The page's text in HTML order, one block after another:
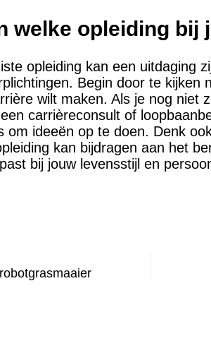
welke opleiding bij
opleiding kan een uitdaging
Begin door te kijken
wilt maken. Als je nog niet
carrièreconsult of
om ideeën op te doen. Denk
kan bijdragen aan het
bij jouw levensstijl en